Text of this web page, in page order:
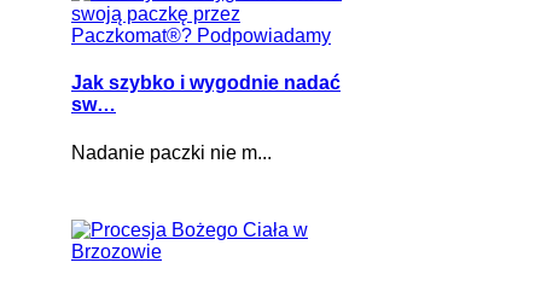
Jak szybko i wygodnie nadać
sw…
Nadanie paczki nie m...